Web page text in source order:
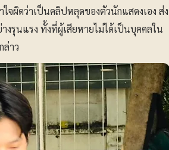
จผิดว่าเป็นคลิปหลุดของตัวนักแสดงเอง ส่ง
งรุนแรง ทั้งที่ผู้เสียหายไม่ได้เป็นบุคคลใน
ล่าว